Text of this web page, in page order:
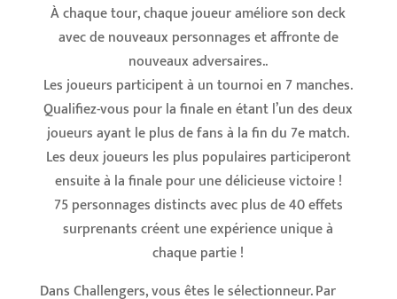
À chaque tour, chaque joueur améliore son deck
avec de nouveaux personnages et affronte de
nouveaux adversaires..
Les joueurs participent à un tournoi en 7 manches.
Qualifiez-vous pour la finale en étant l’un des deux
joueurs ayant le plus de fans à la fin du 7e match.
Les deux joueurs les plus populaires participeront
ensuite à la finale pour une délicieuse victoire !
75 personnages distincts avec plus de 40 effets
surprenants créent une expérience unique à
chaque partie !
Dans Challengers, vous êtes le sélectionneur. Par